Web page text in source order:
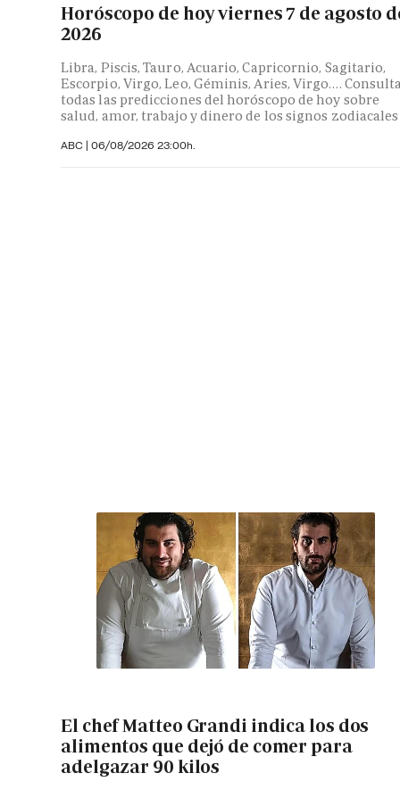
Horóscopo de hoy viernes 7 de agosto
2026
Libra, Piscis, Tauro, Acuario, Capricornio, Sagitario,
Escorpio, Virgo, Leo, Géminis, Aries, Virgo….
todas las predicciones del horóscopo de hoy sobre
salud, amor, trabajo y dinero de los signos zodiacales
ABC | 06/08/2026 23:00h.
El chef Matteo Grandi indica los dos
alimentos que dejó de comer para
adelgazar 90 kilos